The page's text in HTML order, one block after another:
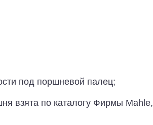
под поршневой палец;
взята по каталогу Фирмы Mahle,